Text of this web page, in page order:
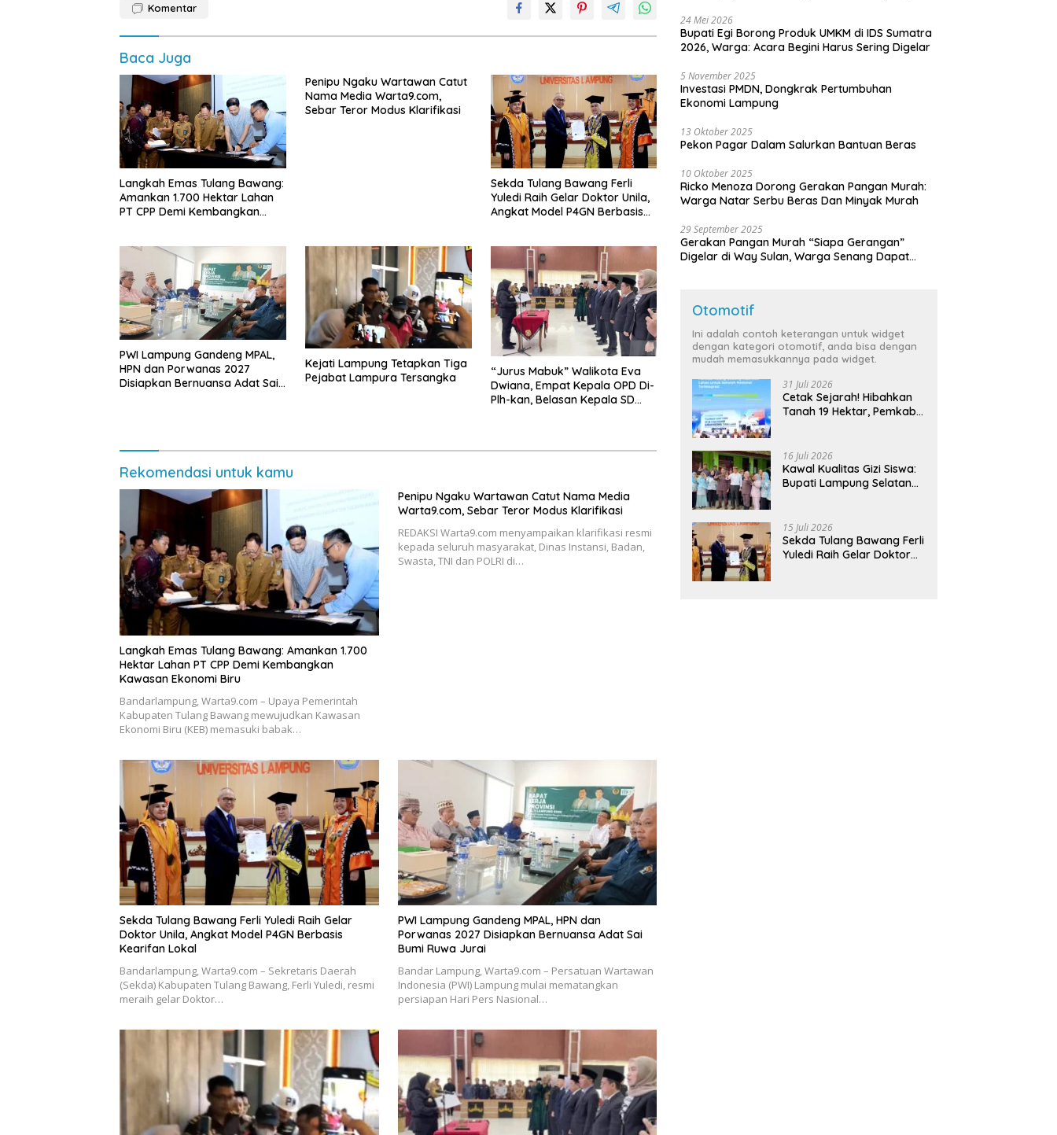
Komentar
Baca Juga
Langkah Emas Tulang Bawang:
Amankan 1.700 Hektar Lahan
PT CPP Demi Kembangkan
Penipu Ngaku Wartawan Catut
Nama Media Warta9.com,
Sebar Teror Modus Klarifikasi
Sekda Tulang Bawang Ferli
Yuledi Raih Gelar Doktor Unila,
Angkat Model P4GN Berbasis
PWI Lampung Gandeng MPAL,
HPN dan Porwanas 2027
Disiapkan Bernuansa Adat Sai
Kejati Lampung Tetapkan Tiga
Pejabat Lampura Tersangka
“Jurus Mabuk” Walikota Eva
Dwiana, Empat Kepala OPD Di-
Plh-kan, Belasan Kepala SD
Rekomendasi untuk kamu
Langkah Emas Tulang Bawang: Amankan 1.700
Hektar Lahan PT CPP Demi Kembangkan
Kawasan Ekonomi Biru
Bandarlampung, Warta9.com – Upaya Pemerintah
Kabupaten Tulang Bawang mewujudkan Kawasan
Ekonomi Biru (KEB) memasuki babak…
Penipu Ngaku Wartawan Catut Nama Media
Warta9.com, Sebar Teror Modus Klarifikasi
REDAKSI Warta9.com menyampaikan klarifikasi resmi
kepada seluruh masyarakat, Dinas Instansi, Badan,
Swasta, TNI dan POLRI di…
Sekda Tulang Bawang Ferli Yuledi Raih Gelar
Doktor Unila, Angkat Model P4GN Berbasis
Kearifan Lokal
Bandarlampung, Warta9.com – Sekretaris Daerah
(Sekda) Kabupaten Tulang Bawang, Ferli Yuledi, resmi
meraih gelar Doktor…
PWI Lampung Gandeng MPAL, HPN dan
Porwanas 2027 Disiapkan Bernuansa Adat Sai
Bumi Ruwa Jurai
Bandar Lampung, Warta9.com – Persatuan Wartawan
Indonesia (PWI) Lampung mulai mematangkan
persiapan Hari Pers Nasional…
24 Mei 2026
Bupati Egi Borong Produk UMKM di IDS Sumatra
2026, Warga: Acara Begini Harus Sering Digelar
5 November 2025
Investasi PMDN, Dongkrak Pertumbuhan
Ekonomi Lampung
13 Oktober 2025
Pekon Pagar Dalam Salurkan Bantuan Beras
10 Oktober 2025
Ricko Menoza Dorong Gerakan Pangan Murah:
Warga Natar Serbu Beras Dan Minyak Murah
29 September 2025
Gerakan Pangan Murah “Siapa Gerangan”
Digelar di Way Sulan, Warga Senang Dapat
Otomotif
Ini adalah contoh keterangan untuk widget
dengan kategori otomotif, anda bisa dengan
mudah memasukkannya pada widget.
31 Juli 2026
Cetak Sejarah! Hibahkan
Tanah 19 Hektar, Pemkab
Terintegrasi Pertama di
Lampung
16 Juli 2026
Kawal Kualitas Gizi Siswa:
Bupati Lampung Selatan
Bergizi Gratis di Natar
15 Juli 2026
Sekda Tulang Bawang Ferli
Yuledi Raih Gelar Doktor